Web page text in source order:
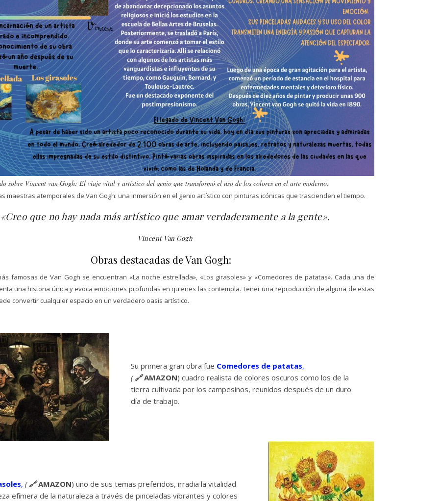
sobre Vincent van Gogh: El viaje vital y artístico del genio que transformó el uso de los colores en el arte moderno.
maestras atemporales de Van Gogh: una inmersión en el genio artístico con pinturas icónicas que trascienden el tiempo.
«Creo que no hay nada más artístico que amar verdaderamente a la gente».
Vincent Van Gogh
Obras destacadas de Van Gogh:
famosas de Van Gogh se encuentran «La noche estrellada», «Los girasoles» y «Comedores de patatas». Cada una de
una historia única y evoca emociones profundas en quienes las contempla. Tener una reproducción de alguna de estas
convertir cualquier espacio en un verdadero oasis artístico.
Su primera gran obra fue Comedores de patatas,
(🔗 AMAZON) cuadro realista de colores oscuros como los de la
tierra cultivada por los campesinos, reunidos después de un duro
día de trabajo.
, (🔗 AMAZON) uno de sus temas preferidos, irradia la vitalidad
efímera de la naturaleza a través de pinceladas vibrantes y colores